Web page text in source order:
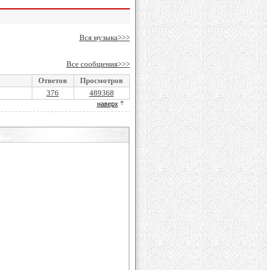
Вся музыка>>>
Все сообщения>>>
Ответов Просмотров
376 489368
наверх